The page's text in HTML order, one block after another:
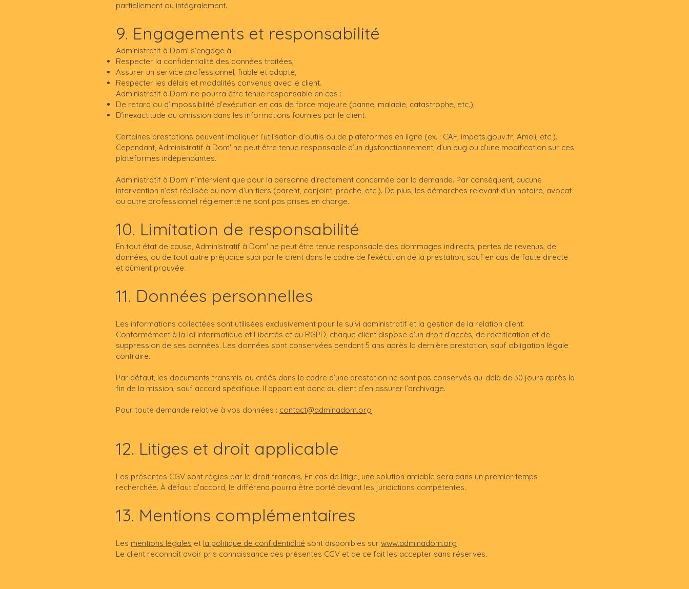
partiellement ou intégralement.
9. Engagements et responsabilité
Administratif à Dom' s’engage à :
Respecter la confidentialité des données traitées,
Assurer un service professionnel, fiable et adapté,
Respecter les délais et modalités convenus avec le client.
Administratif à Dom' ne pourra être tenue responsable en cas :
De retard ou d’impossibilité d’exécution en cas de force majeure (panne, maladie, catastrophe, etc.),
D’inexactitude ou omission dans les informations fournies par le client.
Certaines prestations peuvent impliquer l’utilisation d’outils ou de plateformes en ligne (ex. : CAF, impots.gouv.fr, Ameli, etc.).
Cependant, Administratif à Dom' ne peut être tenue responsable d’un dysfonctionnement, d’un bug ou d’une modification sur ces
plateformes indépendantes.
Administratif à Dom' n’intervient que pour la personne directement concernée par la demande. Par conséquent, aucune
intervention n’est réalisée au nom d’un tiers (parent, conjoint, proche, etc.). De plus, les démarches relevant d’un notaire, avocat
ou autre professionnel réglementé ne sont pas prises en charge.
10. Limitation de responsabilité
En tout état de cause, Administratif à Dom' ne peut être tenue responsable des dommages indirects, pertes de revenus, de
données, ou de tout autre préjudice subi par le client dans le cadre de l’exécution de la prestation, sauf en cas de faute directe
et dûment prouvée.
11. Données personnelles
Les informations collectées sont utilisées exclusivement pour le suivi administratif et la gestion de la relation client.
Conformément à la loi Informatique et Libertés et au RGPD, chaque client dispose d’un droit d’accès, de rectification et de
suppression de ses données. Les données sont conservées pendant 5 ans après la dernière prestation, sauf obligation légale
contraire.
Par défaut, les documents transmis ou créés dans le cadre d’une prestation ne sont pas conservés au-delà de 30 jours après la
fin de la mission, sauf accord spécifique. Il appartient donc au client d’en assurer l’archivage.
Pour toute demande relative à vos données : contact@adminadom.org
12. Litiges et droit applicable
Les présentes CGV sont régies par le droit français. En cas de litige, une solution amiable sera dans un premier temps
recherchée. À défaut d’accord, le différend pourra être porté devant les juridictions compétentes.
13. Mentions complémentaires
Les mentions légales et la politique de confidentialité sont disponibles sur www.adminadom.org
Le client reconnaît avoir pris connaissance des présentes CGV et de ce fait les accepter sans réserves.